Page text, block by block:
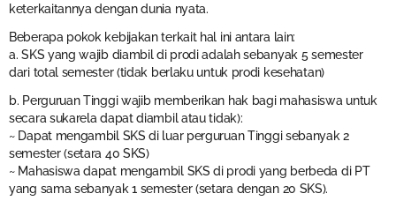
keterkaitannya dengan dunia nyata.
Beberapa pokok kebijakan terkait hal ini antara lain:
a. SKS yang wajib diambil di prodi adalah sebanyak 5 semester
dari total semester (tidak berlaku untuk prodi kesehatan)
b. Perguruan Tinggi wajib memberikan hak bagi mahasiswa untuk
secara sukarela dapat diambil atau tidak):
~ Dapat mengambil SKS di luar perguruan Tinggi sebanyak 2
semester (setara 40 SKS)
~ Mahasiswa dapat mengambil SKS di prodi yang berbeda di PT
yang sama sebanyak 1 semester (setara dengan 20 SKS).